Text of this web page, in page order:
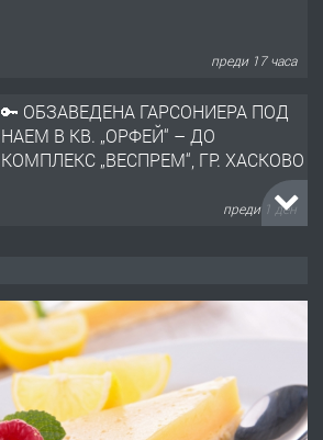
преди 17 часа
🔑 ОБЗАВЕДЕНА ГАРСОНИЕРА ПОД
НАЕМ В КВ. „ОРФЕЙ“ – ДО
КОМПЛЕКС „ВЕСПРЕМ“, ГР. ХАСКОВО
преди 1 ден
АПАРТАМЕНТ В ЦЕНТЪРА НА ГР.
ХАСКОВО
Давам гараж под наем